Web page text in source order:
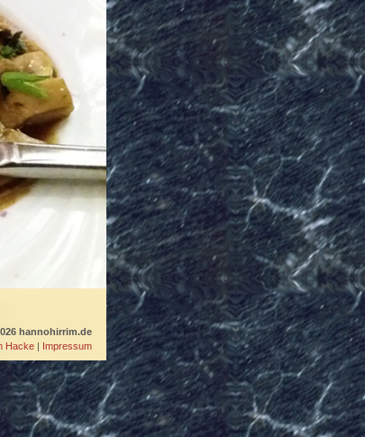
hannohirrim.de
Hacke Impressum